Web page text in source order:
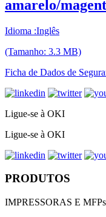
amarelo/
Idioma :Inglês
(Tamanho: 3.3 MB)
Ficha de Dados de
Ligue-se à OKI
Ligue-se à OKI
PRODUTOS
IMPRESSORAS E MFPs